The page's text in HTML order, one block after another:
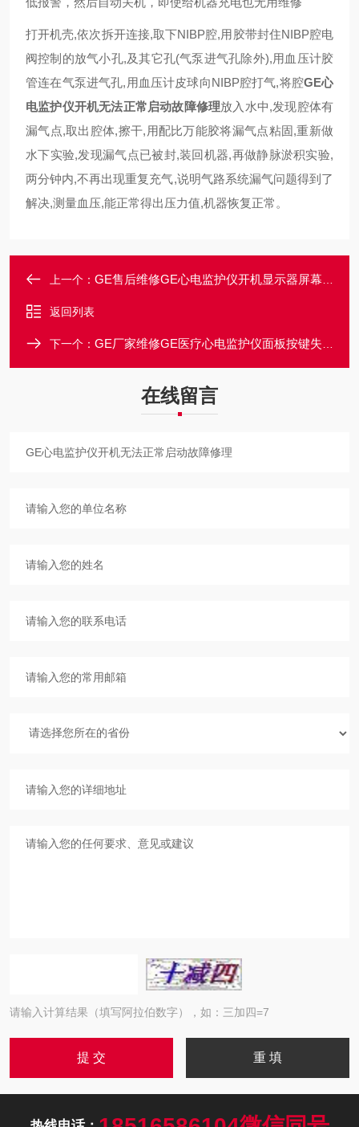
打开机壳,依次拆开连接,取下NIBP腔,用胶带封住NIBP腔电
阀控制的放气小孔,及其它孔(气泵进气孔除外),用血压计胶
管连在气泵进气孔,用血压计皮球向NIBP腔打气,将腔GE心
电监护仪开机无法正常启动故障修理放入水中,发现腔体有
漏气点,取出腔体,擦干,用配比万能胶将漏气点粘固,重新做
水下实验,发现漏气点已被封,装回机器,再做静脉淤积实验,
两分钟内,不再出现重复充气,说明气路系统漏气问题得到了
解决,测量血压,能正常得出压力值,机器恢复正常。
上一个： GE售后维修GE心电监护仪开机显示器屏幕无显示修理解决
返回列表
下一个： GE厂家维修GE医疗心电监护仪面板按键失灵没反应维修
在线留言
请输入计算结果（填写阿拉伯数字），如：三加四=7